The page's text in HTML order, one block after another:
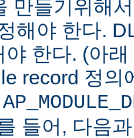
만들기위해
해야 한다.
야 한다. (아
record 정의
들어, 다음